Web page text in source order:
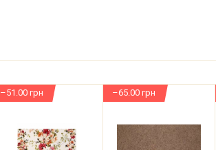
–51.00 грн –65.00 грн